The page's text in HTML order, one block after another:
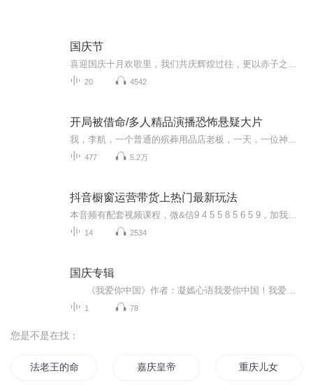
国庆节
20 4542
开局被借命/多人精品演播恐怖悬疑大片
477 5.2万
抖音橱窗运营带货上热门最新玩法
14 2534
国庆专辑
1 78
您是不是在找：
法老王的命运夜 嘉庆皇帝 重庆儿女